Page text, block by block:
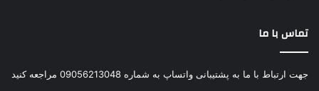
تماس با ما
جهت ارتباط با ما به پشتیبانی واتساپ به شماره 09056213048 مراجعه کنید